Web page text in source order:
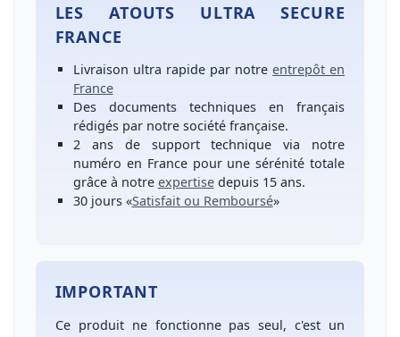
LES ATOUTS ULTRA SECURE
FRANCE
Livraison ultra rapidepar notreentrepôt en
France
Des documents techniques en français
rédigés par notre société française.
2 ans de support technique via notre
numéro en Francepour unesérénité totale
grâce à notre expertisedepuis 15 ans.
30 jours «Satisfait ou Remboursé»
IMPORTANT
Ce produit ne fonctionne pas seul, c'est un